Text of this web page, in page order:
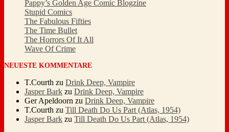
Pappy’s Golden Age Comic Blogzine
Stupid Comics
The Fabulous Fifties
The Time Bullet
The Horrors Of It All
Wave Of Crime
NEUESTE KOMMENTARE
T.Courth zu Drink Deep, Vampire
Jasper Bark zu Drink Deep, Vampire
Ger Apeldoorn zu Drink Deep, Vampire
T.Courth zu Till Death Do Us Part (Atlas, 1954)
Jasper Bark zu Till Death Do Us Part (Atlas, 1954)